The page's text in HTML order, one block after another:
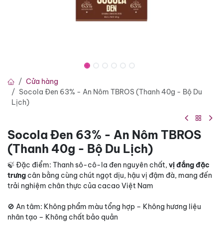
Cửa hàng
Socola Đen 63% - An Nôm TBROS (Thanh 40g - Bộ Du
Lịch)
Socola Đen 63% - An Nôm TBROS
(Thanh 40g - Bộ Du Lịch)
🍃 Đặc điểm: Thanh sô-cô-la đen nguyên chất,vị đắng đặc
trưng cân bằng cùng chút ngọt dịu, hậu vị đậm đà, mang đến
trải nghiệm chân thực của cacao Việt Nam
🚫 An tâm: Không phẩm màu tổng hợp – Không hương liệu
nhân tạo – Không chất bảo quản